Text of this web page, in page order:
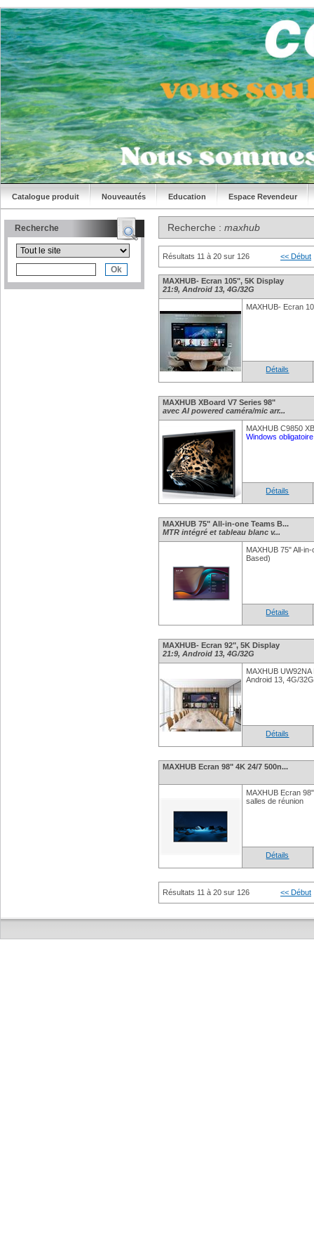
Catalogue produit Nouveautés Education Espace Revendeur
Recherche Recherche : maxhub
Résultats 11 à 20 sur 126 << Début
MAXHUB- Ecran 105", 5K Display
21:9, Android 13, 4G/32G
MAXHUB- Ecran
Détails
MAXHUB XBoard V7 Series 98"
avec AI powered caméra/mic arr...
MAXHUB C9850
Windows
Détails
MAXHUB 75" All-in-one Teams B...
MTR intégré et tableau blanc v...
MAXHUB 75" All-
Based)
Détails
MAXHUB- Ecran 92", 5K Display
21:9, Android 13, 4G/32G
MAXHUB
Android 13, 4G/
Détails
MAXHUB Ecran 98" 4K 24/7 500n...
MAXHUB Ecran
salles de réunion
Détails
Résultats 11 à 20 sur 126 << Début